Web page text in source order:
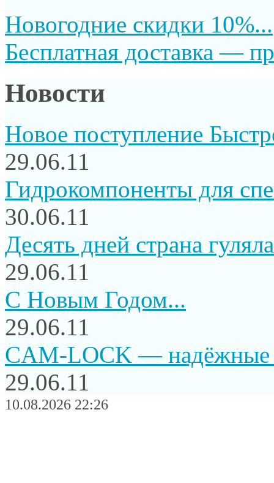
Новогодние скидки 10%...
Бесплатная доставка —
Новости
Новое поступление
29.06.11
Гидрокомпоненты для
30.06.11
Десять дней страна
29.06.11
C Новым Годом...
29.06.11
CAM-LOCK — надёжные
29.06.11
10.08.2026 22:26